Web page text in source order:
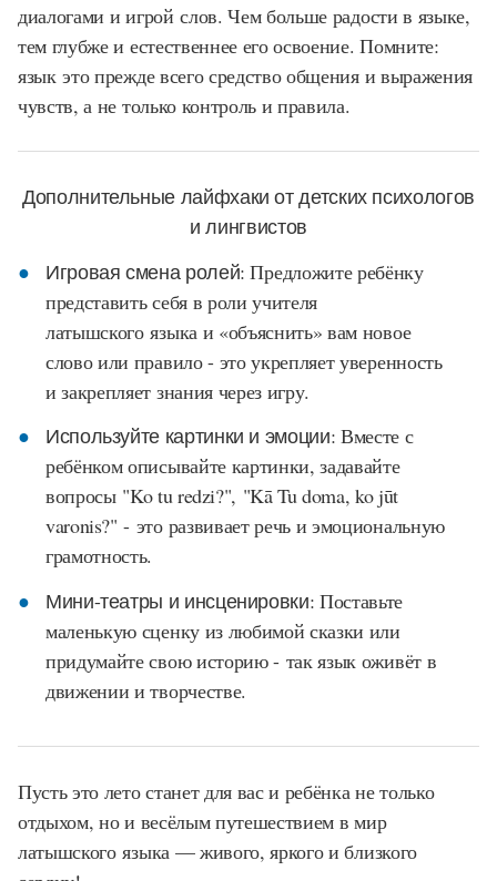
диалогами и игрой слов. Чем больше радости в языке,
тем глубже и естественнее его освоение. Помните:
язык это прежде всего средство общения и выражения
чувств, а не только контроль и правила.
Дополнительные лайфхаки от детских психологов
и лингвистов
Игровая смена ролей: Предложите ребёнку
представить себя в роли учителя
латышского языка и «объяснить» вам новое
слово или правило - это укрепляет уверенность
и закрепляет знания через игру.
Используйте картинки и эмоции: Вместе с
ребёнком описывайте картинки, задавайте
вопросы "Ko tu redzi?", "Kā Tu doma, ko jūt
varonis?" - это развивает речь и эмоциональную
грамотность.
Мини-театры и инсценировки: Поставьте
маленькую сценку из любимой сказки или
придумайте свою историю - так язык оживёт в
движении и творчестве.
Пусть это лето станет для вас и ребёнка не только
отдыхом, но и весёлым путешествием в мир
латышского языка — живого, яркого и близкого